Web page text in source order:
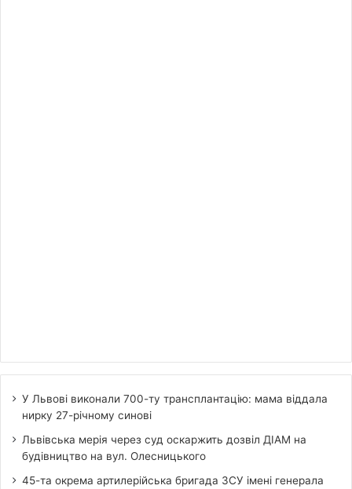
У Львові виконали 700-ту трансплантацію: мама віддала
нирку 27-річному синові
Львівська мерія через суд оскаржить дозвіл ДІАМ на
будівництво на вул. Олесницького
45-та окрема артилерійська бригада ЗСУ імені генерала